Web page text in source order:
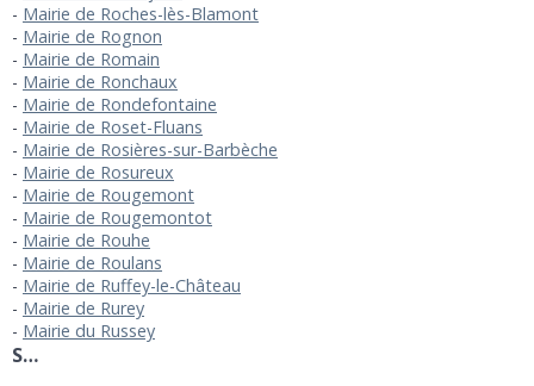
Mairie de Roches-lès-Blamont
Mairie de Rognon
Mairie de Romain
Mairie de Ronchaux
Mairie de Rondefontaine
Mairie de Roset-Fluans
Mairie de Rosières-sur-Barbèche
Mairie de Rosureux
Mairie de Rougemont
Mairie de Rougemontot
Mairie de Rouhe
Mairie de Roulans
Mairie de Ruffey-le-Château
Mairie de Rurey
Mairie du Russey
S…